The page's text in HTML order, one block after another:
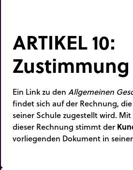
ARTIKEL 10:
Zustimmung
Ein Link zu den Allgemeinen
findet sich auf der Rechnung,
seiner Schule zugestellt wird.
dieser Rechnung stimmt der
vorliegenden Dokument in